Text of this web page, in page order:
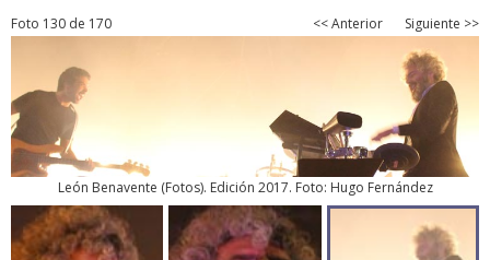
Foto 130 de 170 << Anterior Siguiente >>
León Benavente (Fotos). Edición 2017. Foto: Hugo Fernández